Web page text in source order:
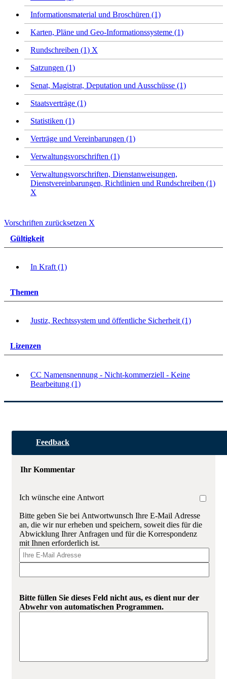
Informationsmaterial und Broschüren (1)
Karten, Pläne und Geo-Informationssysteme (1)
Rundschreiben (1) X
Satzungen (1)
Senat, Magistrat, Deputation und Ausschüsse (1)
Staatsverträge (1)
Statistiken (1)
Verträge und Vereinbarungen (1)
Verwaltungsvorschriften (1)
Verwaltungsvorschriften, Dienstanweisungen,
Dienstvereinbarungen, Richtlinien und Rundschreiben (1)
X
Vorschriften zurücksetzen X
Gültigkeit
In Kraft (1)
Themen
Justiz, Rechtssystem und öffentliche Sicherheit (1)
Lizenzen
CC Namensnennung - Nicht-kommerziell - Keine
Bearbeitung (1)
Feedback
Ihr Kommentar
Ich wünsche eine Antwort
Bitte geben Sie bei Antwortwunsch Ihre E-Mail Adresse
an, die wir nur erheben und speichern, soweit dies für die
Abwicklung Ihrer Anfragen und für die Korrespondenz
mit Ihnen erforderlich ist.
Bitte füllen Sie dieses Feld nicht aus, es dient nur der
Abwehr von automatischen Programmen.